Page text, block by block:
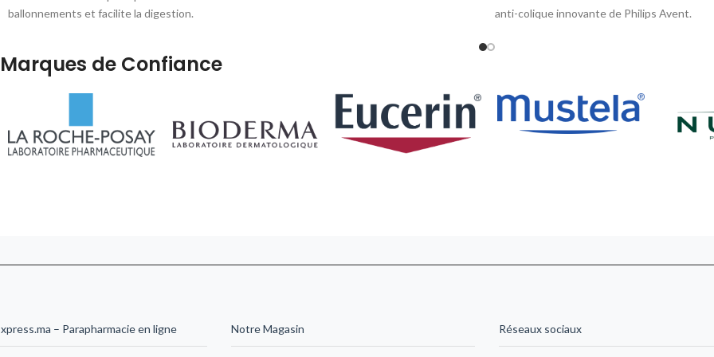
ballonnements et facilite la digestion.
Maroc.
anti-colique innovante de Philips Avent.
Marques de Confiance
– Parapharmacie en ligne Notre Magasin Réseaux sociaux